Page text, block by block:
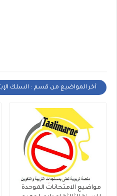
أخر المواضيع من قسم : السلك
مواضيع الامتحانات الموحدة